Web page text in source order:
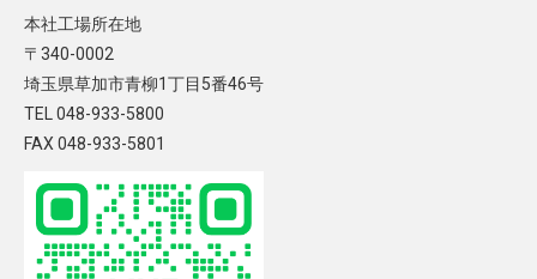
本社工場所在地
〒340-0002
埼玉県草加市青柳1丁目5番46号
TEL 048-933-5800
FAX 048-933-5801